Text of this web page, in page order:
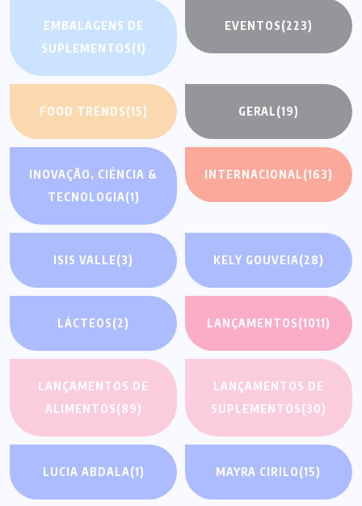
EMBALAGENS DE
SUPLEMENTOS(1)
EVENTOS(223)
FOOD TRENDS(15) GERAL(19)
INOVAÇÃO, CIÊNCIA &
TECNOLOGIA(1)
INTERNACIONAL(163)
ISIS VALLE(3) KELY GOUVEIA(28)
LÁCTEOS(2) LANÇAMENTOS(1011)
LANÇAMENTOS DE
ALIMENTOS(89)
LANÇAMENTOS DE
SUPLEMENTOS(30)
LUCIA ABDALA(1) MAYRA CIRILO(15)